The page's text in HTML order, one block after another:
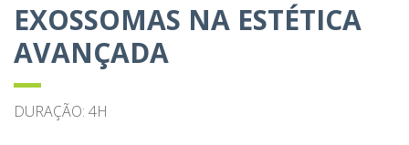
EXOSSOMAS NA ESTÉTICA
AVANÇADA
DURAÇÃO: 4H